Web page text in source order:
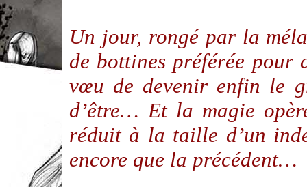
Un jour, rongé par la
de bottines préférée pour
vœu de devenir enfin le
d’être… Et la magie
réduit à la taille d’un
encore que la précédent…